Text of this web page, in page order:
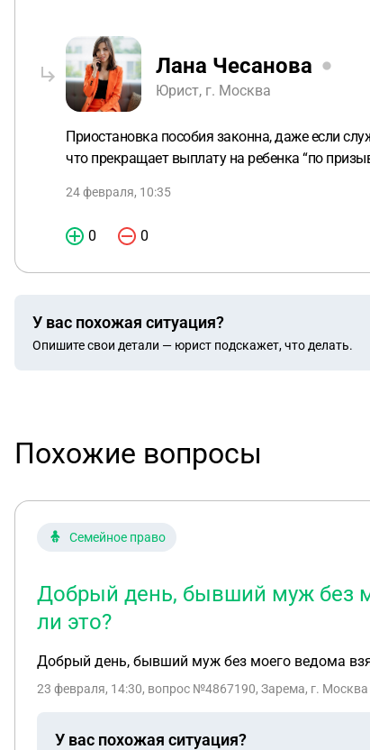
Лана Чесанова
Юрист, г. Москва
Приостановка пособия законна, даже если
что прекращает выплату на ребенка “по
24 февраля, 10:35
0 0
У вас похожая ситуация?
Опишите свои детали — юрист подскажет, что делать.
Похожие вопросы
Семейное право
Добрый день, бывший муж без
ли это?
Добрый день, бывший муж без моего ведома
23 февраля, 14:30, вопрос №4867190, Зарема, г. Москва
У вас похожая ситуация?